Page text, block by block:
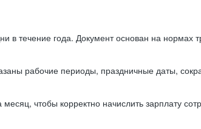
течение года. Документ основан на нормах
рабочие периоды, праздничные даты,
чтобы корректно начислить зарплату